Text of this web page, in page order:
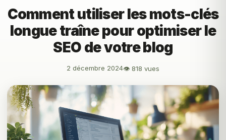
Comment utiliser les mots-clés
longue traîne pour optimiser le
SEO de votre blog
2 décembre 2024👁 818 vues